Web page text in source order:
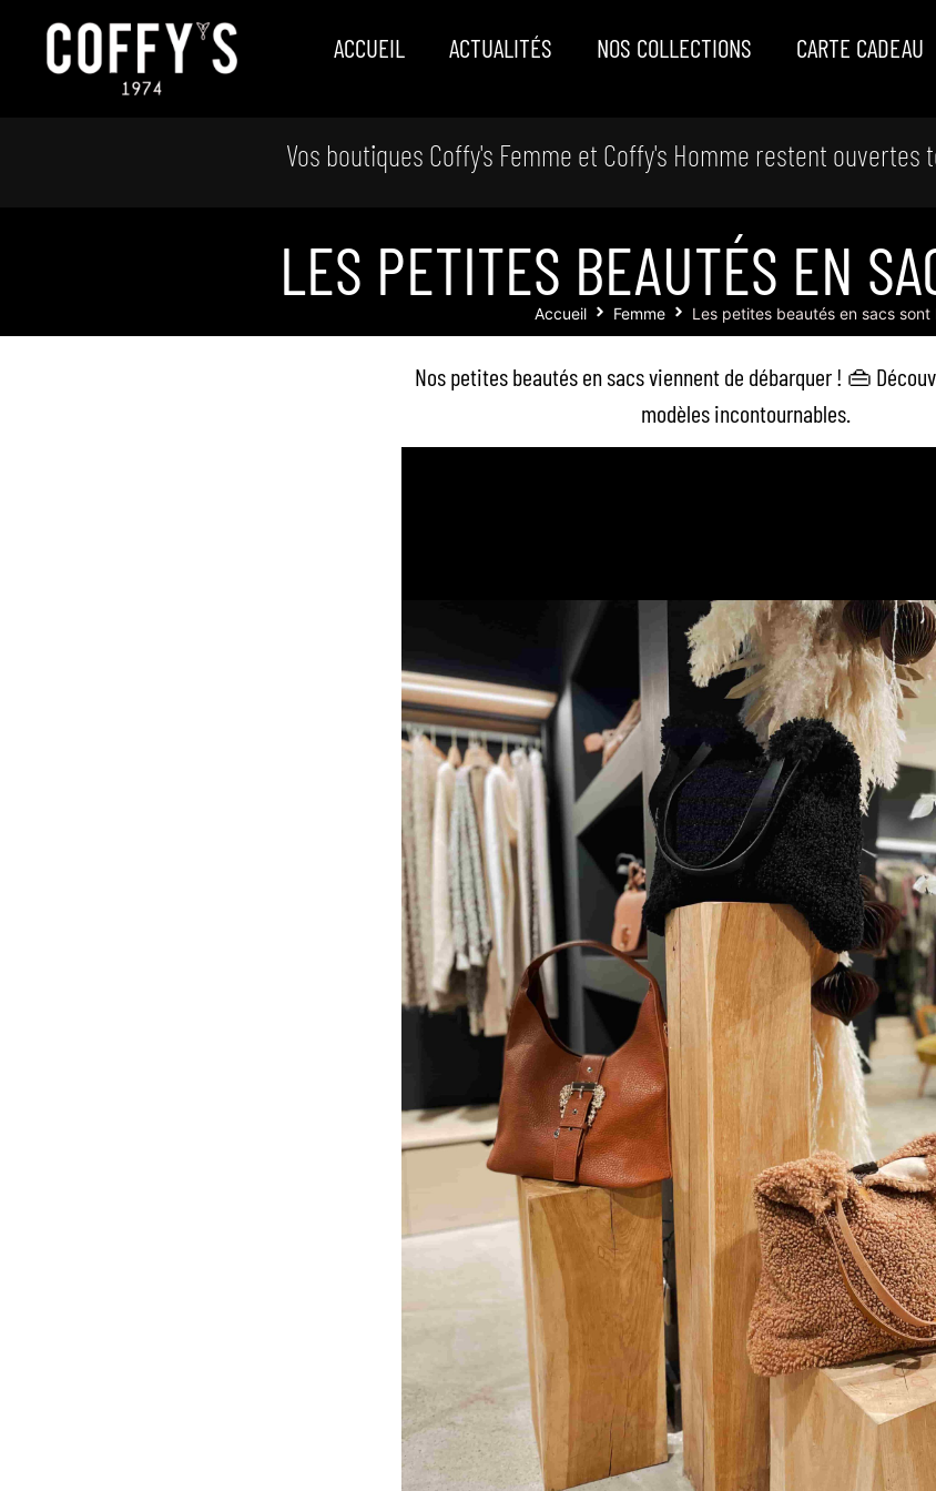
ACCUEIL ACTUALITÉS NOS COLLECTIONS CARTE CADEAU
Vos boutiques Coffy's Femme et Coffy's Homme restent ouvertes
LES PETITES BEAUTÉS EN
Accueil Femme Les petites beautés en sacs sont
Nos petites beautés en sacs viennent de débarquer ! 👜
modèles incontournables.